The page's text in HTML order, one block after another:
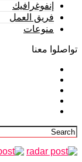
إنفوغرافيك
فريق العمل
منوعات
تواصلوا معنا